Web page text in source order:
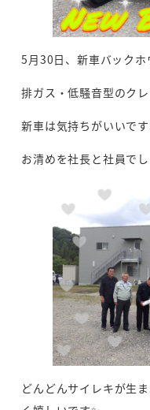
5月30日、新車バック
排ガス・低騒音型のク
新車は気持ちがいいで
お清めを社長と社員で
どんどんサイレキが生